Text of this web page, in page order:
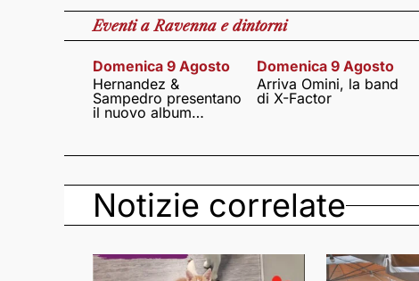
Eventia Ravenna e dintorni
Domenica 9 Agosto
Hernandez &
Sampedro presentano
il nuovo album
Domenica 9 Agosto
Arriva Omini, la band
di X-Factor
Notizie correlate